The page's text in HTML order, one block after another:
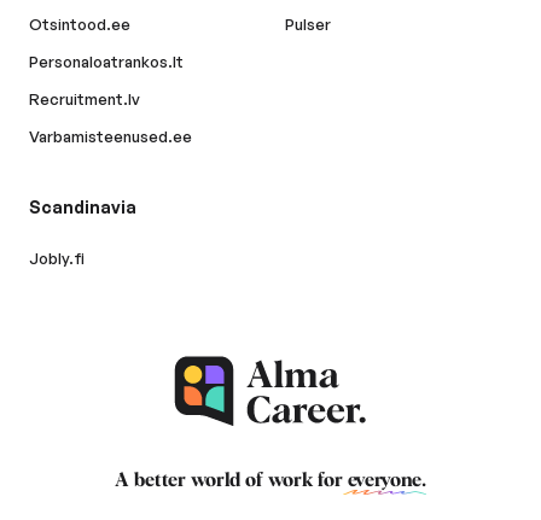
Otsintood.ee
Personaloatrankos.lt
Recruitment.lv
Varbamisteenused.ee
Pulser
Scandinavia
Jobly.fi
A better world of work for everyone.